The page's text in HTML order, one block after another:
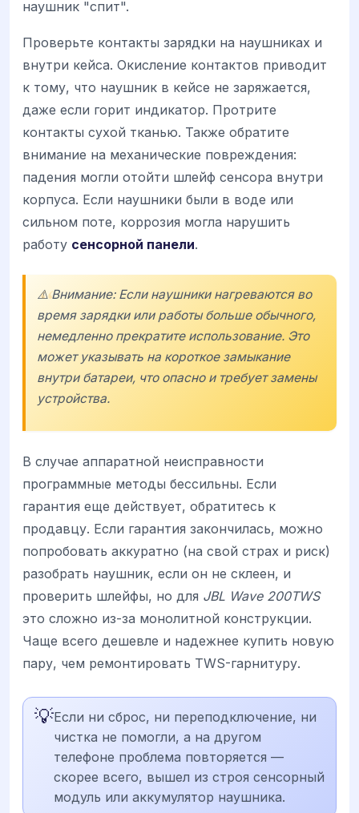
наушник "спит".
Проверьте контакты зарядки на наушниках и
внутри кейса. Окисление контактов приводит
к тому, что наушник в кейсе не заряжается,
даже если горит индикатор. Протрите
контакты сухой тканью. Также обратите
внимание на механические повреждения:
падения могли отойти шлейф сенсора внутри
корпуса. Если наушники были в воде или
сильном поте, коррозия могла нарушить
работу сенсорной панели.
⚠️ Внимание: Если наушники нагреваются во
время зарядки или работы больше обычного,
немедленно прекратите использование. Это
может указывать на короткое замыкание
внутри батареи, что опасно и требует замены
устройства.
В случае аппаратной неисправности
программные методы бессильны. Если
гарантия еще действует, обратитесь к
продавцу. Если гарантия закончилась, можно
попробовать аккуратно (на свой страх и риск)
разобрать наушник, если он не склеен, и
проверить шлейфы, но для JBL Wave 200TWS
это сложно из-за монолитной конструкции.
Чаще всего дешевле и надежнее купить новую
пару, чем ремонтировать TWS-гарнитуру.
💡Если ни сброс, ни переподключение, ни
чистка не помогли, а на другом
телефоне проблема повторяется —
скорее всего, вышел из строя сенсорный
модуль или аккумулятор наушника.